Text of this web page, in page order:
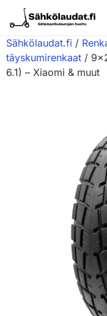
Lisävarusteet
Huoltopalvelu
Sähkölaudat.fi /
täyskumirenkaat /
6.1) – Xiaomi & muut